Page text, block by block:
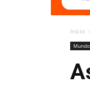
Inicio
Mundo